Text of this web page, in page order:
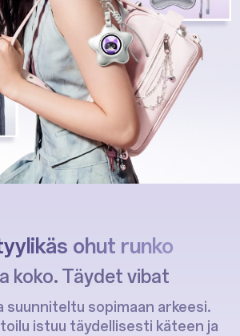
ohut runko
koko. Täydet vibat
suunniteltu sopimaan arkeesi.
istuu täydellisesti käteen ja